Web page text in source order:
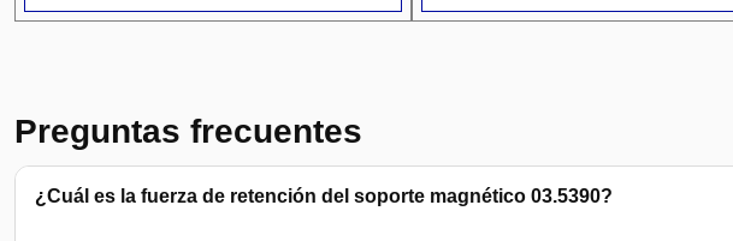
Preguntas frecuentes
¿Cuál es la fuerza de retención del soporte magnético 03.5390?